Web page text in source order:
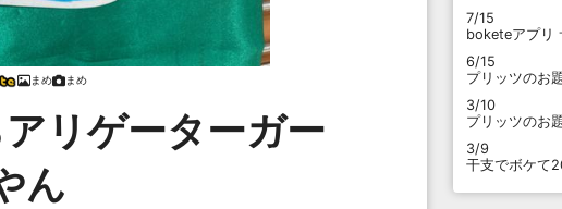
まめ まめ
リゲーターガー
ん
7/15
boketeアプリ
6/15
プリッツのお
3/10
プリッツのお
3/9
干支でボケて